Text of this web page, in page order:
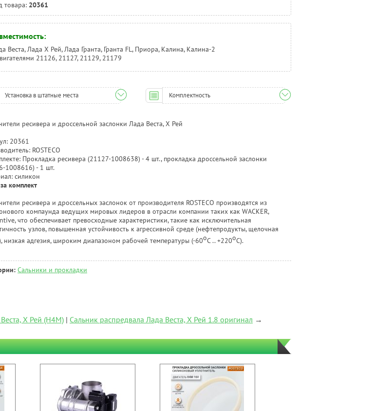
товара: 20361
Веста, Лада Х Рей, Лада Гранта, Гранта FL, Приора, Калина, Калина-2
21126, 21127, 21129, 21179
Установка в штатные места Комплектность
ресивера и дроссельной заслонки Лада Веста, Х Рей
20361
ROSTECO
Прокладка ресивера (21127-1008638) - 4 шт., прокладка дроссельной заслонки
1008616) - 1 шт.
силикон
за комплект
ресивера и дроссельных заслонок от производителя ROSTECO производятся из
компаунда ведущих мировых лидеров в отрасли компании таких как WACKER,
что обеспечивает превосходные характеристики, такие как исключительная
узлов, повышенная устойчивость к агрессивной среде (нефтепродукты, щелочная
низкая адгезия, широким диапазоном рабочей температуры (-60oC .. +220oC).
Сальники и прокладки
Х Рей (H4M) | Сальник распредвала Лада Веста, Х Рей 1.8 оригинал →